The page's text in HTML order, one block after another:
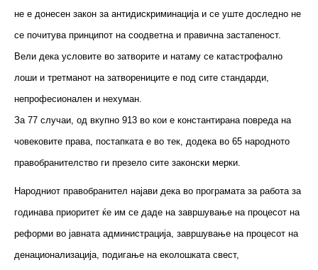
не е донесен закон за антидискриминација и се уште доследно не
се почитува принципот на соодветна и правична застапеност.
Вели дека условите во затворите и натаму се катастрофално
лоши и третманот на затворениците е под сите стандарди,
непрофесионален и нехуман.
За 77 случаи, од вкупно 913 во кои е константирана повреда на
човековите права, постапката е во тек, додека во 65 народното
правобранителство ги презело сите законски мерки.
Народниот правобранител најави дека во програмата за работа за
годинава приоритет ќе им се даде на завршување на процесот на
реформи во јавната администрација, завршување на процесот на
денационализација, подигање на еколошката свест,